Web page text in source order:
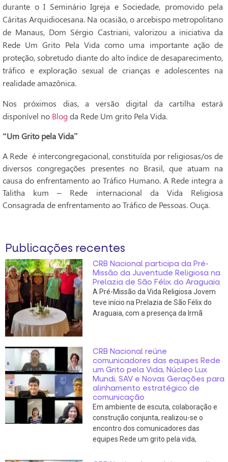
durante o I Seminário Igreja e Sociedade, promovido pela
Cáritas Arquidiocesana. Na ocasião, o arcebispo metropolitano
de Manaus, Dom Sérgio Castriani, valorizou a iniciativa da
Rede Um Grito Pela Vida como uma importante ação de
proteção, sobretudo diante do alto índice de desaparecimento,
tráfico e exploração sexual de crianças e adolescentes na
realidade amazônica.
Nos próximos dias, a versão digital da cartilha estará
disponível no Blogda Rede Um grito Pela Vida.
“Um Grito pela Vida”
A Rede é intercongregacional, constituída por religiosas/os de
diversos congregações presentes no Brasil, que atuam na
causa do enfrentamento ao Tráfico Humano. A Rede integra a
Talitha kum – Rede internacional da Vida Religiosa
Consagrada de enfrentamento ao Tráfico de Pessoas. Ouça.
Publicações recentes
CRB Nacional participa da Pré-
Missão da Juventude Religiosa na
Prelazia de São Félix do Araguaia
A Pré-Missão da Vida Religiosa Jovem
teve início na Prelazia de São Félix do
Araguaia, com a presença da Irmã
CRB Nacional reúne
comunicadores das equipes Rede
um Grito pela Vida, Núcleo Lux
Mundi, SAV e Novas Gerações para
alinhamento estratégico de
comunicação
Em ambiente de escuta, colaboração e
construção conjunta, realizou-se o
encontro dos comunicadores das
equipes Rede um grito pela vida,